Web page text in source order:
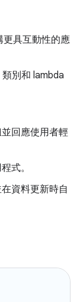
更具互動性的應
別和 lambda
回應使用者輕
式。
資料更新時自